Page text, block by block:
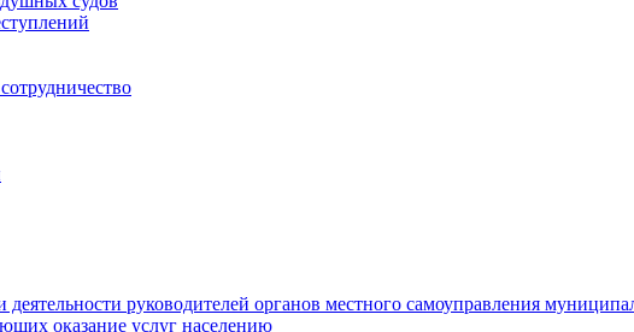
деятельности руководителей органов местного самоуправления
оказание услуг населению